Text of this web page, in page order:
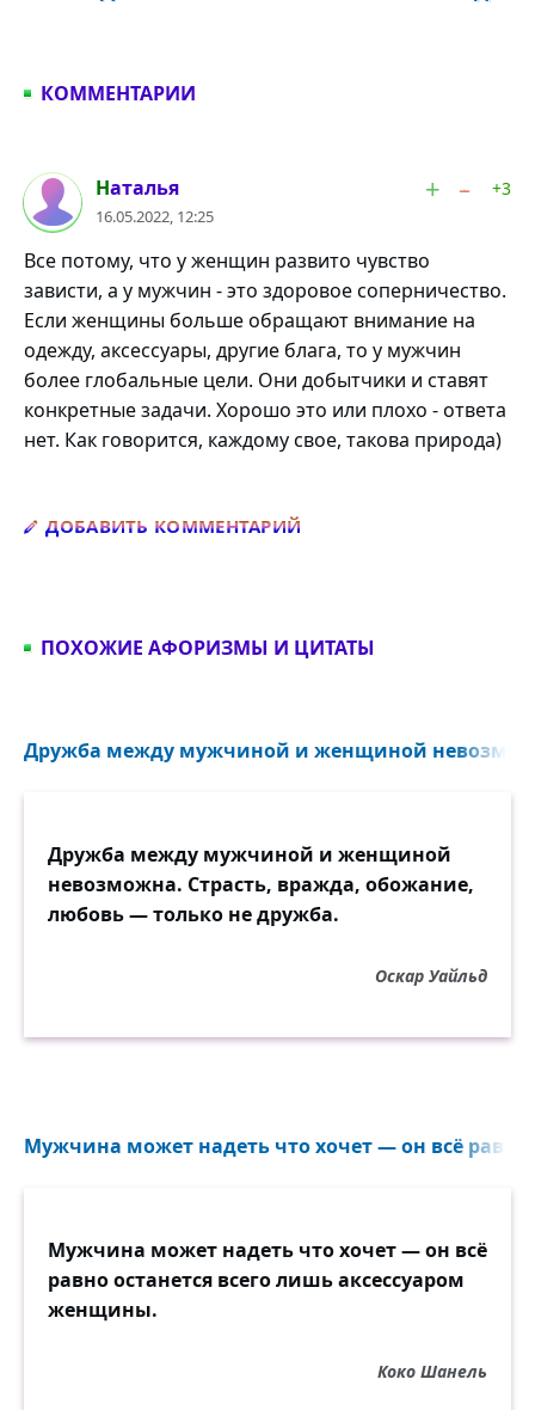
КОММЕНТАРИИ
#1Наталья
16.05.2022, 12:25
+3
Все потому, что у женщин развито чувство
зависти, а у мужчин - это здоровое соперничество.
Если женщины больше обращают внимание на
одежду, аксессуары, другие блага, то у мужчин
более глобальные цели. Они добытчики и ставят
конкретные задачи. Хорошо это или плохо - ответа
нет. Как говорится, каждому свое, такова природа)
ДОБАВИТЬ КОММЕНТАРИЙ
ПОХОЖИЕ АФОРИЗМЫ И ЦИТАТЫ
Дружба между мужчиной и женщиной
Дружба между мужчиной и женщиной
невозможна. Страсть, вражда, обожание,
любовь — только не дружба.
Оскар Уайльд
Мужчина может надеть что хочет — он всё равно
Мужчина может надеть что хочет — он всё
равно останется всего лишь аксессуаром
женщины.
Коко Шанель